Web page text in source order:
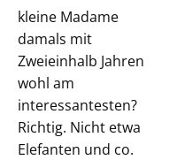
kleine Madame
damals mit
Zweieinhalb Jahren
wohl am
interessantesten?
Richtig. Nicht etwa
Elefanten und co.